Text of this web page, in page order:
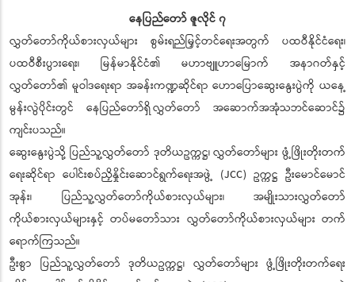
နေပြည်တော် ဇူလိုင် ၇
လွှတ်တော်ကိုယ်စားလှယ်များ စွမ်းရည်မြှင့်တင်ရေးအတွက် ပထဝီနိုင်ငံရေး၊
ပထဝီစီးပွားရေး၊ မြန်မာနိုင်ငံ၏ မဟာဗျူဟာမြောက် အနာဂတ်နှင့်
လွှတ်တော်၏ မူဝါဒရေးရာ အခန်းကဏ္ဍဆိုင်ရာ ဟောပြောဆွေးနွေးပွဲကို ယနေ့
မွန်းလွဲပိုင်းတွင် နေပြည်တော်ရှိ လွှတ်တော် အဆောက်အအုံသဘင်ဆောင်၌
ကျင်းပသည်။
ဆွေးနွေးပွဲသို့ ပြည်သူ့လွှတ်တော် ဒုတိယဥက္ကဋ္ဌ၊ လွှတ်တော်များ ဖွံ့ဖြိုးတိုးတက်
ရေးဆိုင်ရာ ပေါင်းစပ်ညှိနှိုင်းဆောင်ရွက်ရေးအဖွဲ့ (JCC) ဥက္ကဋ္ဌ ဦးမောင်မောင်
အုန်း၊ ပြည်သူ့လွှတ်တော်ကိုယ်စားလှယ်များ၊ အမျိုးသားလွှတ်တော်
ကိုယ်စားလှယ်များနှင့် တပ်မတော်သား လွှတ်တော်ကိုယ်စားလှယ်များ တက်
ရောက်ကြသည်။
ဦးစွာ ပြည်သူ့လွှတ်တော် ဒုတိယဥက္ကဋ္ဌ၊ လွှတ်တော်များ ဖွံ့ဖြိုးတိုးတက်ရေး